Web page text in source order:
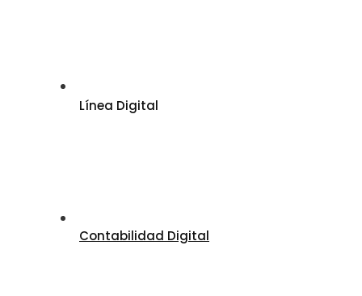
Línea Digital
Contabilidad Digital